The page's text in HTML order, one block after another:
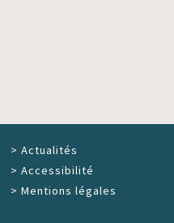
> Actualités
> Accessibilité
> Mentions légales